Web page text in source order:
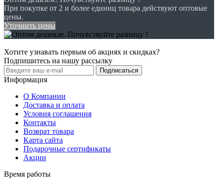
При покупке от 2 и более единиц товара действуют оптовые
цены.
Уточнить цены
Хотите узнавать первым об акциях и скидках?
Подпишитесь на нашу рассылку
Подписаться
Информация
О Компании
Доставка и оплата
Условия соглашения
Контакты
Возврат товара
Карта сайта
Подарочные сертификаты
Акции
Время работы